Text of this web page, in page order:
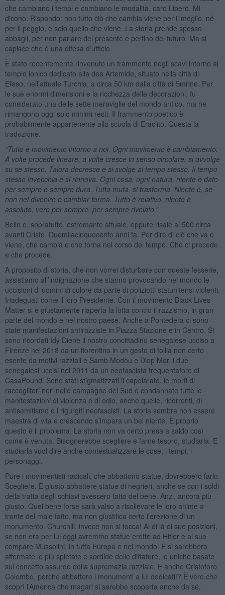
che cambiano i tempi e cambiano le modalità, caro Libero. Mi
dicono. Rispondo: non tutto ciò che cambia viene per il meglio, né
per il peggio, è solo quello che viene. La storia prende spesso
abbagli, per non parlare del presente e perfino del futuro. Ma si
capisce che è una difesa d’ufficio.
È stato recentemente rinvenuto un frammento negli scavi intorno al
tempio ionico dedicato alla dea Artemide, situato nella città di
Efeso, nell’attuale Turchia, a circa 50 km dalla città di Smirne. Per
le sue enormi dimensioni e la ricchezza delle decorazioni, fu
considerato una delle sette meraviglie del mondo antico, ma ne
rimangono oggi solo minimi resti. Il frammento poetico è
probabilmente appartenente alla scuola di Eraclito. Questa la
traduzione.
“Tutto è movimento intorno a noi. Ogni movimento è cambiamento.
A volte procede lineare, a volte cresce in senso circolare, si avvolge
su se stesso. Talora decresce e si svolge al tempo stesso. Il tempo
stesso invecchia e si rinnova. Ogni cosa, ogni natura, niente è dato
per sempre e sempre dura. Tutto muta, si trasforma. Niente è, se
non nel divenire e cambiar forma. Tutto è relativo, niente è
assoluto, vero per sempre, per sempre rivelato.”
Bello e, sopratutto, estremante attuale, eppure risale al 500 circa
avanti Cristo. Duemilacinquecento anni fa. Per dire di ciò che va e
viene, che cambia e che torna nel corso del tempo. Che ci precede
e che procede.
A proposito di storia, che non vorrei disturbare con queste fesserie,
assistiamo all’indignazione che stanno provocando nel mondo le
uccisioni di uomini di colore da parte di poliziotti statunitensi violenti.
Inadeguati come il loro Presidente. Con il movimento Black Lives
Matter si è giustamente riaperta la lotta contro il razzismo, in gran
parte del mondo e nel nostro paese. Anche a Pontedera ci sono
state manifestazioni antirazziste in Piazza Stazione e in Centro. Si
sono ricordati Idy Diene il nostro concittadino senegalese ucciso a
Firenze nel 2018 da un fiorentino in un gesto di follia non certo
esente da motivi razziali e Samb Modou e Diop Mor, i due
senegalesi uccisi nel 2011 da un neofascista frequentatore di
CasaPound. Sono stati stigmatizzati il capolarato, le morti di
raccoglitori neri nelle campagne del Sud e condannate tutte le
manifestazioni di violenza e di odio, anche quelle, ricorrenti, di
antisemitismo e i rigurgiti neofascisti. La storia sembra non essere
maestra di vita e crescendo s’impara un bel niente. È proprio
questo è il problema. La storia non va certo presa a saldo così
come è venuta. Bisognerebbe scegliere e farne tesoro, studiarla. E
studiarla vuol dire anche contestualizzare le cose, i tempi, i
personaggi.
Pure i movimentisti radicali, che abbattono statue, dovrebbero farlo.
Scegliere. È giusto abbattere statue di negrieri, anche se con i soldi
della tratta degli schiavi avessero fatto del bene. Anzi, ancora più
giusto. Quel bene forse sarà valso a risollevare le loro anime a
fronte del male fatto, ma non giustifica certo l’erezione di un
monumento. Churchill, invece non si tocca! Al di là di sue posizioni,
se non era per lui oggi avremmo statue erette ad Hitler e al suo
compare Mussolini, in tutta Europa e nel mondo. E si sarebbero
affermate le più spietate e sordide delle dittature, le uniche basate
sul concetto assurdo della supremazia razziale. E anche Cristoforo
Colombo, perché abbattere i monumenti a lui dedicati!? È vero che
scoprì l’America che magari si sarebbe scoperta anche da sé,